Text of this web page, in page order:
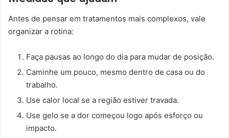
Antes de pensar em tratamentos mais complexos, vale
organizar a rotina:
Faça pausas ao longo do dia para mudar de posição.
Caminhe um pouco, mesmo dentro de casa ou do
trabalho.
Use calor local se a região estiver travada.
Use gelo se a dor começou logo após esforço ou
impacto.